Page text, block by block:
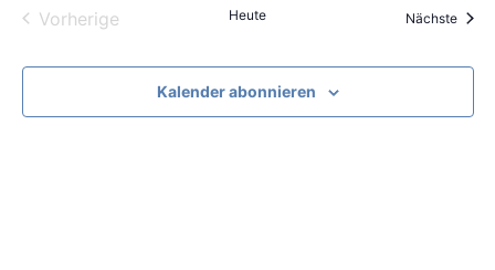
VorherigeVeranstaltungen
Heute Nächste
Kalender abonnieren